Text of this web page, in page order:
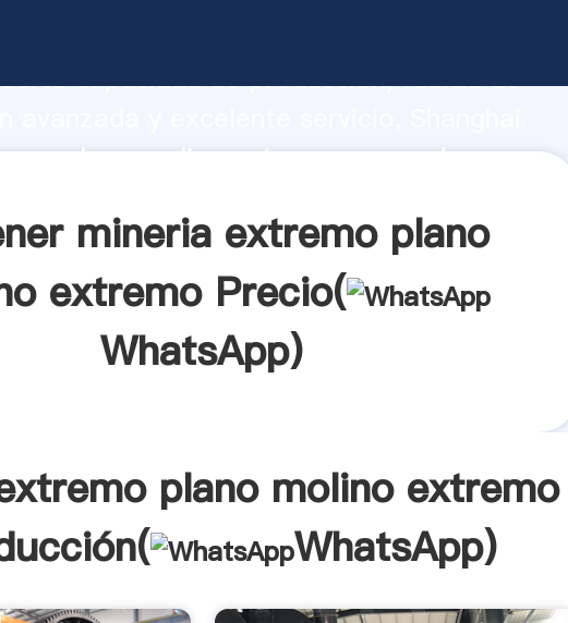
capacidad de producción, fuerza de
plano molino extremo proveedor crea
mineria extremo plano
extremo Precio(
WhatsApp)
plano molino extremo
WhatsApp)